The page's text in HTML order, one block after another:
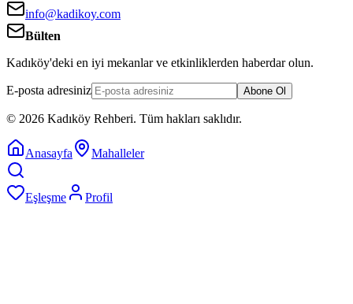
info@kadikoy.com
Bülten
Kadıköy'deki en iyi mekanlar ve etkinliklerden haberdar olun.
E-posta adresiniz Abone Ol
© 2026 Kadıköy Rehberi. Tüm hakları saklıdır.
Anasayfa Mahalleler
Eşleşme Profil